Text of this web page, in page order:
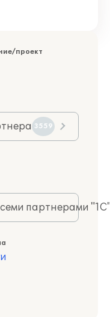
проект
3559
партнерами